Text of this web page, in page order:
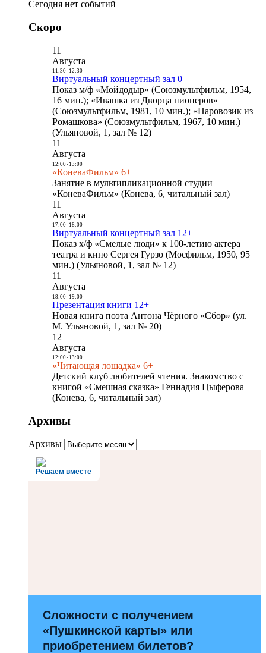
Сегодня нет событий
Скоро
11
Августа
11:30- 12:30
Виртуальный концертный зал 0+
Показ м/ф «Мойдодыр» (Союзмультфильм, 1954,
16 мин.); «Ивашка из Дворца пионеров»
(Союзмультфильм, 1981, 10 мин.); «Паровозик из
Ромашкова» (Союзмультфильм, 1967, 10 мин.)
(Ульяновой, 1, зал № 12)
11
Августа
12:00- 13:00
«КоневаФильм» 6+
Занятие в мультипликационной студии
«КоневаФильм» (Конева, 6, читальный зал)
11
Августа
17:00- 18:00
Виртуальный концертный зал 12+
Показ х/ф «Смелые люди» к 100-летию актера
театра и кино Сергея Гурзо (Мосфильм, 1950, 95
мин.) (Ульяновой, 1, зал № 12)
11
Августа
18:00- 19:00
Презентация книги 12+
Новая книга поэта Антона Чёрного «Сбор» (ул.
М. Ульяновой, 1, зал № 20)
12
Августа
12:00- 13:00
«Читающая лошадка» 6+
Детский клуб любителей чтения. Знакомство с
книгой «Смешная сказка» Геннадия Цыферова
(Конева, 6, читальный зал)
Архивы
Архивы
Решаем вместе
Сложности с получением
«Пушкинской карты» или
приобретением билетов?